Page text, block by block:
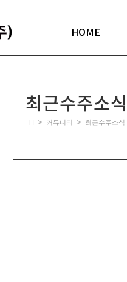
HOME
최근수주소식
H > 커뮤니티 > 최근수주소식